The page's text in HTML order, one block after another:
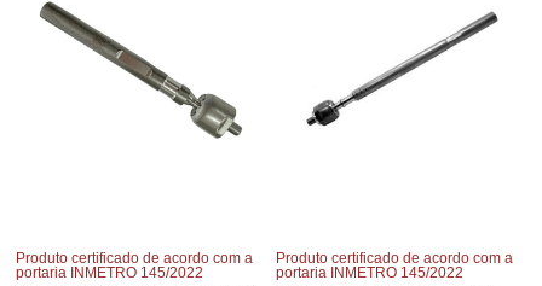
Produto certificado de acordo com a
portaria INMETRO 145/2022
Produto certificado de acordo com a
portaria INMETRO 145/2022